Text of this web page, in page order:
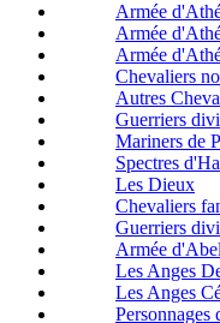
Armée
Armée
Armée
Chevaliers
Autres
Guerriers
Mariners de
Spectres
Les Dieux
Chevaliers
Guerriers
Armée
Les Anges
Les Anges
Personnages